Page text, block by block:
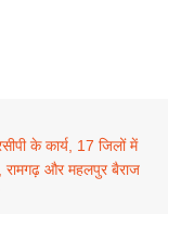
के कार्य, 17 जिलों में
रामगढ़ और महलपुर बैराज